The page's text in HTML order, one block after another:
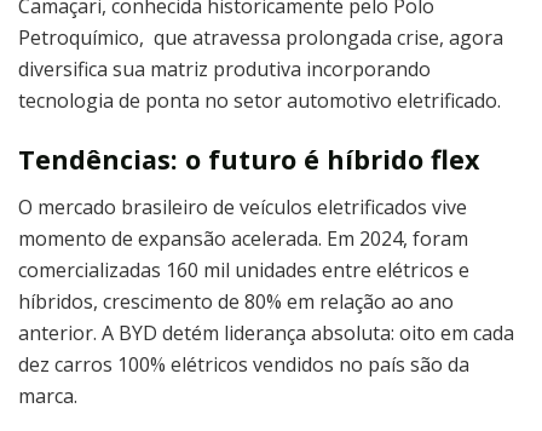
Camaçari, conhecida historicamente pelo Polo
Petroquímico, que atravessa prolongada crise, agora
diversifica sua matriz produtiva incorporando
tecnologia de ponta no setor automotivo eletrificado.
Tendências: o futuro é híbrido flex
O mercado brasileiro de veículos eletrificados vive
momento de expansão acelerada. Em 2024, foram
comercializadas 160 mil unidades entre elétricos e
híbridos, crescimento de 80% em relação ao ano
anterior. A BYD detém liderança absoluta: oito em cada
dez carros 100% elétricos vendidos no país são da
marca.